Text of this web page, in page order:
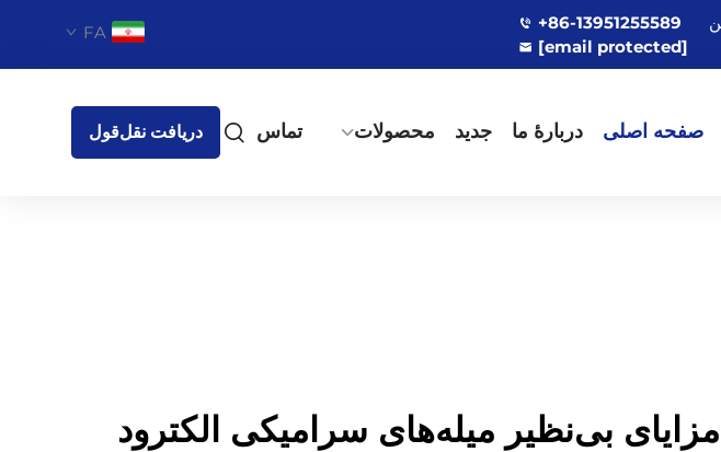
+86-13951255589
[email protected]
FA
صفحه اصلی دربارهٔ ما جدید محصولات تماس دریافت نقل‌قول
مزایای بی‌نظیر میله‌های سرامیکی الکترود